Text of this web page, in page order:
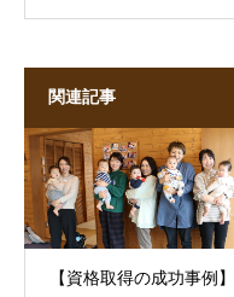
関連記事
【資格取得の成功事例】